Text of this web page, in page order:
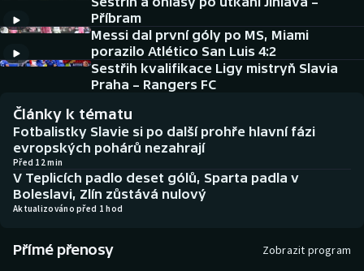
DALŠÍ SPORTY
Americký fotbal
Baseball a softbal
Basketbal
Biatlon
Boby a skeleton
Box
NEPŘEHLÉDNĚTE
Historické návraty
Aplikace ČT sport
AZ kvíz
Příbram
Messi dal první góly po MS, Miami
porazilo Atlético San Luis 4:2
Sestřih kvalifikace Ligy mistryň Slavia
Praha – Rangers FC
Články k tématu
Fotbalistky Slavie si po další prohře hlavní fázi
evropských pohárů nezahrají
Před 12 min
V Teplicích padlo deset gólů, Sparta padla v
Boleslavi, Zlín zůstává nulový
Aktualizováno před 1 hod
Přímé přenosy Zobrazit program